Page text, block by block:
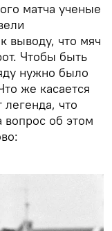
матча ученые
выводу, что мяч
Чтобы быть
нужно было
же касается
что
вопрос об этом